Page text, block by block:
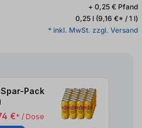
+ 0,25 € Pfand
0,25 l (9,16 €* / 1 l)
* inkl. MwSt. zzgl. Versand
Pack
€* / Dose